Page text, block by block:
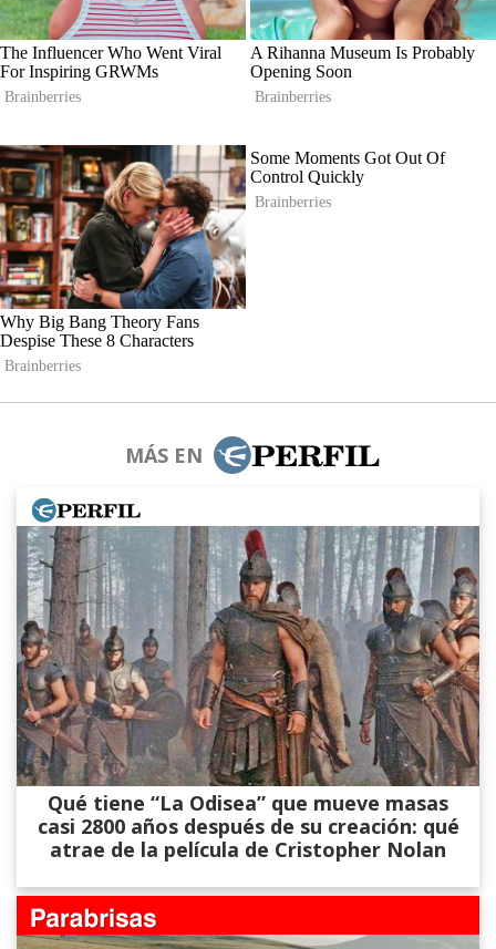
MÁS EN
Qué tiene “La Odisea” que mueve masas
casi 2800 años después de su creación: qué
atrae de la película de Cristopher Nolan